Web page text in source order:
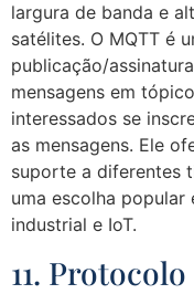
largura de banda e
satélites. O MQTT é
publicação/
mensagens em
interessados se
as mensagens. Ele
suporte a diferentes
uma escolha popular
industrial e IoT.
11.